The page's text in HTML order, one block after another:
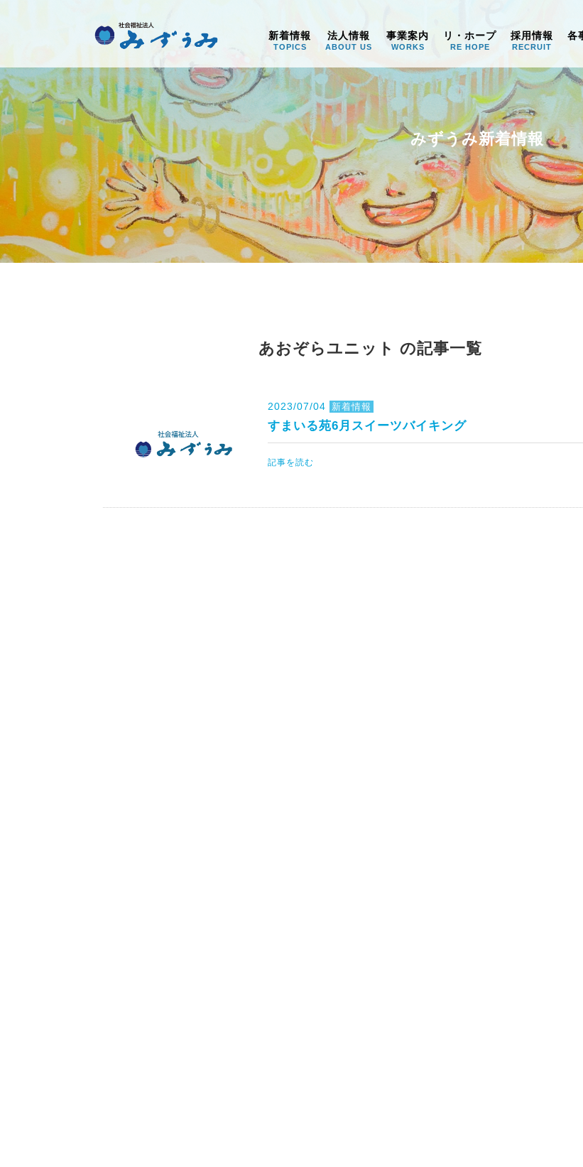
社会福祉法人みずうみ
新着情報
TOPICS
法人情報
ABOUT US
事業案内
WORKS
リ・ホープ
RE HOPE
採用情報
RECRUIT
各
みずうみ新着情報
あおぞらユニット の記事一覧
2023/07/04 新着情報
すまいる苑6月スイーツバイキング
記事を読む